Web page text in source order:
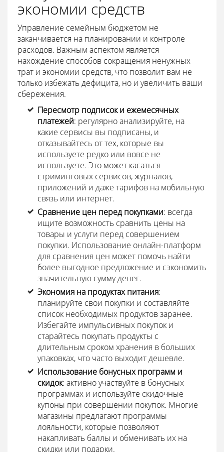
экономии средств
Управление семейным бюджетом не
заканчивается на планировании и контроле
расходов. Важным аспектом является
нахождение способов сокращения ненужных
трат и экономии средств, что позволит вам не
только избежать дефицита, но и увеличить ваши
сбережения.
Пересмотр подписок и ежемесячных
платежей: регулярно анализируйте, на
какие сервисы вы подписаны, и
отказывайтесь от тех, которые вы
используете редко или вовсе не
используете. Это может касаться
стриминговых сервисов, журналов,
приложений и даже тарифов на мобильную
связь или интернет.
Сравнение цен перед покупками: всегда
ищите возможность сравнить цены на
товары и услуги перед совершением
покупки. Использование онлайн-платформ
для сравнения цен может помочь найти
более выгодное предложение и сэкономить
значительную сумму денег.
Экономия на продуктах питания:
планируйте свои покупки и составляйте
список необходимых продуктов заранее.
Избегайте импульсивных покупок и
старайтесь покупать продукты с
длительным сроком хранения в больших
упаковках, что часто выходит дешевле.
Использование бонусных программ и
скидок: активно участвуйте в бонусных
программах и используйте скидочные
купоны при совершении покупок. Многие
магазины предлагают программы
лояльности, которые позволяют
накапливать баллы и обменивать их на
скидки или подарки.